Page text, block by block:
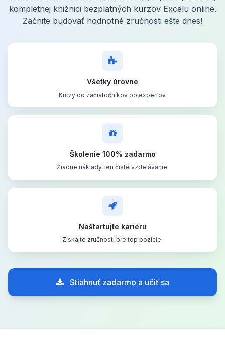
kompletnej knižnici bezplatných kurzov Excelu online.
Začnite budovať hodnotné zručnosti ešte dnes!
Všetky úrovne
Kurzy od začiatočníkov po expertov.
Školenie 100% zadarmo
Žiadne náklady, len čisté vzdelávanie.
Naštartujte kariéru
Získajte zručnosti pre top pozície.
Stiahnuť zadarmo a učiť sa